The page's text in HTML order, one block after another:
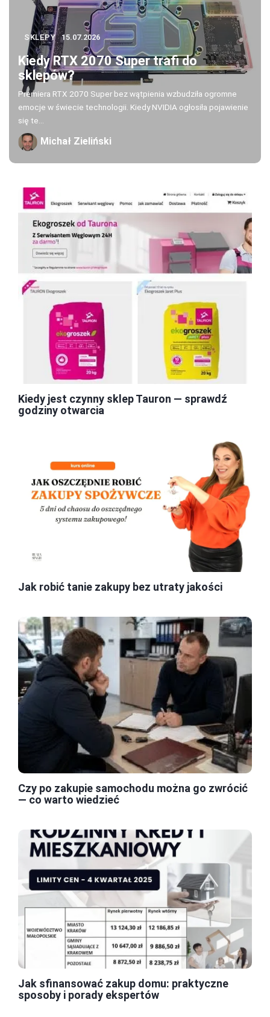
SKLEPY 15.07.2026
Kiedy RTX 2070 Super trafi do
sklepów?
Premiera RTX 2070 Super bez wątpienia wzbudziła ogromne
emocje w świecie technologii. Kiedy NVIDIA ogłosiła pojawienie
się te...
Michał Zieliński
Kiedy jest czynny sklep Tauron — sprawdź
godziny otwarcia
Jak robić tanie zakupy bez utraty jakości
Czy po zakupie samochodu można go zwrócić
— co warto wiedzieć
Jak sfinansować zakup domu: praktyczne
sposoby i porady ekspertów